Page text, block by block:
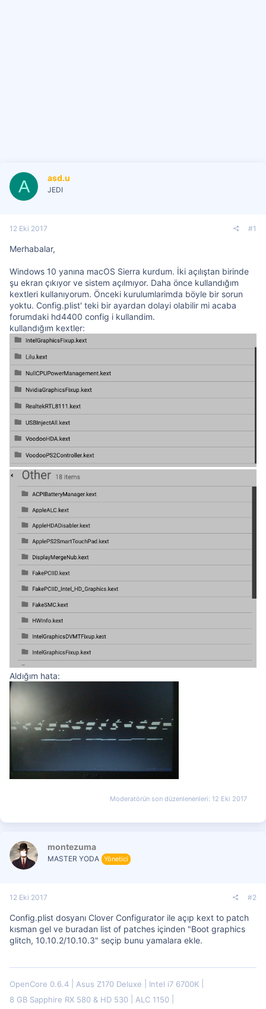
A asd.u
JEDI
12 Eki 2017 #1
Merhabalar,
Windows 10 yanına macOS Sierra kurdum. İki açılıştan birinde
şu ekran çıkıyor ve sistem açılmıyor. Daha önce kullandığım
kextleri kullanıyorum. Önceki kurulumlarimda böyle bir sorun
yoktu. Config.plist' teki bir ayardan dolayi olabilir mi acaba
forumdaki hd4400 config i kullandim.
kullandığım kextler:
Aldığım hata:
Moderatörün son düzenlenenleri: 12 Eki 2017
montezuma
MASTER YODA Yönetici
12 Eki 2017 #2
Config.plist dosyanı Clover Configurator ile açıp kext to patch
kısman gel ve buradan list of patches içinden "Boot graphics
glitch, 10.10.2/10.10.3" seçip bunu yamalara ekle.
OpenCore 0.6.4 Asus Z170 Deluxe
Intel i7 6700K
8 GB Sapphire RX 580 & HD 530
ALC 1150